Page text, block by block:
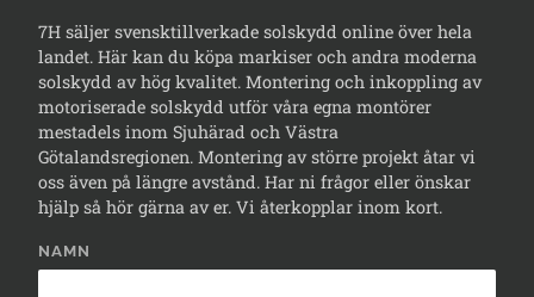
7H säljer svensktillverkade solskydd online över hela
landet. Här kan du köpa markiser och andra moderna
solskydd av hög kvalitet. Montering och inkoppling av
motoriserade solskydd utför våra egna montörer
mestadels inom Sjuhärad och Västra
Götalandsregionen. Montering av större projekt åtar vi
oss även på längre avstånd. Har ni frågor eller önskar
hjälp så hör gärna av er. Vi återkopplar inom kort.
NAMN